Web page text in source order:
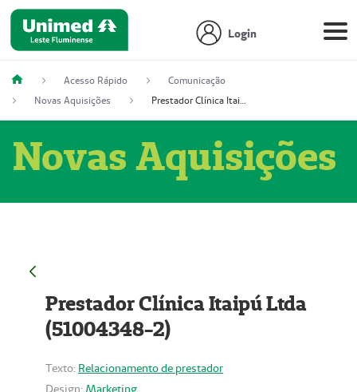
Login
Acesso Rápido
Comunicação
Novas Aquisições
Prestador Clínica Itaipú Ltda (51004348-2)
Novas Aquisições
Prestador Clínica Itaipú Ltda
(51004348-2)
Texto: Relacionamento de prestador
Design: Marketing